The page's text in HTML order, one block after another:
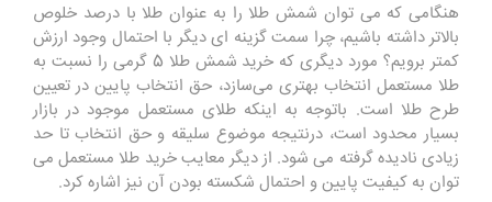
هنگامی که می‌ توان شمش طلا را به عنوان طلا با درصد خلوص
بالاتر داشته باشیم، چرا سمت گزینه ‌ای دیگر با احتمال وجود ارزش
کمتر برویم؟ مورد دیگری که خرید شمش طلا 5 گرمی را نسبت به
طلا مستعمل انتخاب بهتری می‌سازد، حق انتخاب پایین در تعیین
طرح طلا است. باتوجه ‌به اینکه طلای مستعمل موجود در بازار
بسیار محدود است، درنتیجه موضوع سلیقه و حق انتخاب تا حد
زیادی نادیده گرفته می شود. از دیگر معایب خرید طلا مستعمل می‌
توان به کیفیت پایین و احتمال شکسته بودن آن نیز اشاره کرد.